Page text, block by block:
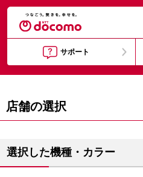
サポート
店舗の選択
選択した機種・カラー